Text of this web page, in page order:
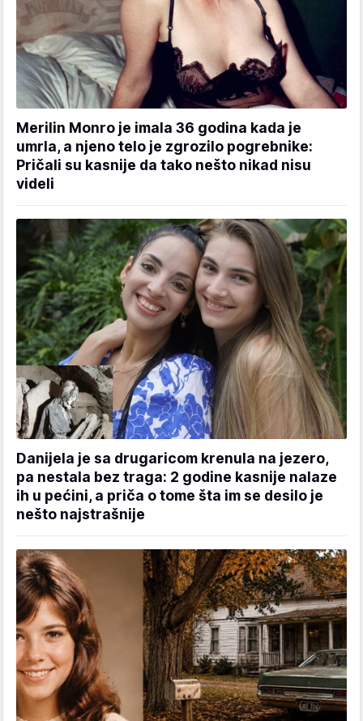
Merilin Monro je imala 36 godina kada je
umrla, a njeno telo je zgrozilo pogrebnike:
Pričali su kasnije da tako nešto nikad nisu
videli
Danijela je sa drugaricom krenula na jezero,
pa nestala bez traga: 2 godine kasnije nalaze
ih u pećini, a priča o tome šta im se desilo je
nešto najstrašnije